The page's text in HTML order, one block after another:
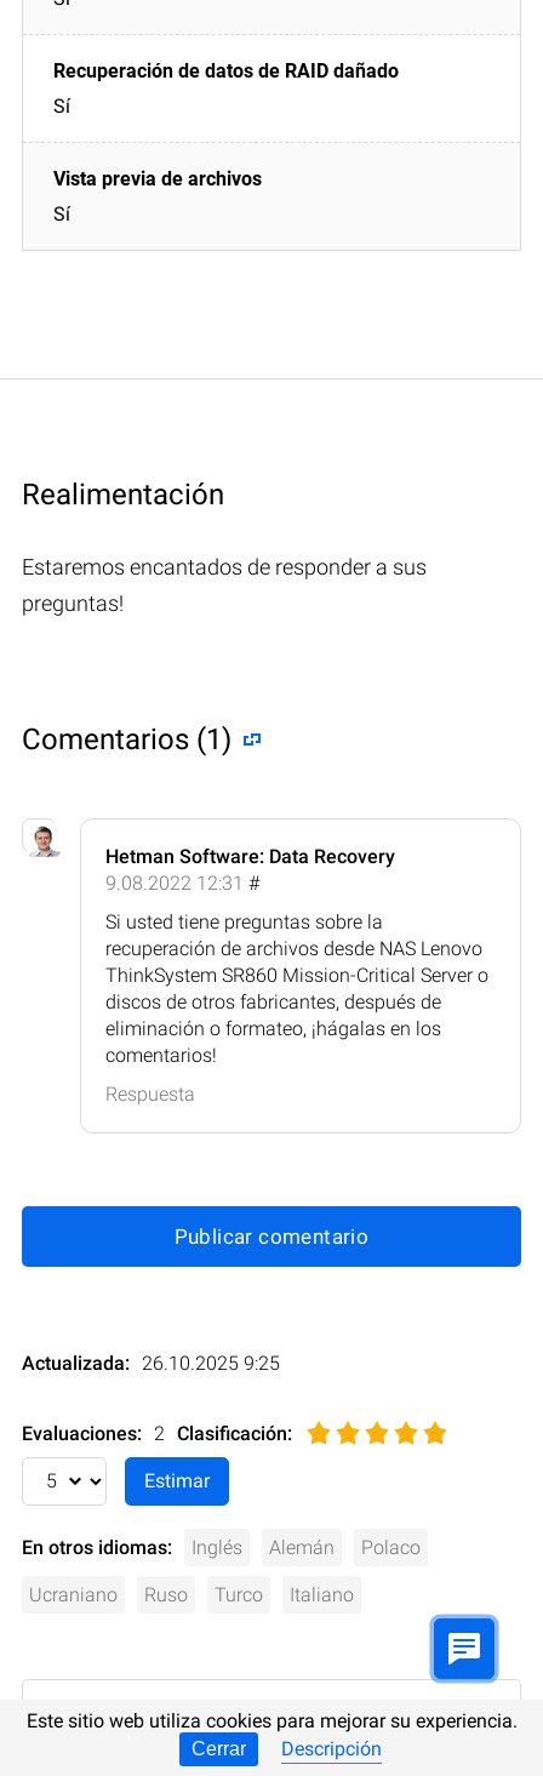
Sí
Sí
Realimentación
Estaremos encantados de responder a sus
preguntas!
Comentarios (1)
Hetman Software: Data Recovery
9.08.2022 12:31 #
Si usted tiene preguntas sobre la
recuperación de archivos desde NAS Lenovo
ThinkSystem SR860 Mission-Critical Server o
discos de otros fabricantes, después de
eliminación o formateo, ¡hágalas en los
comentarios!
Respuesta
Publicar comentario
Actualizada: 26.10.2025 9:25
Evaluaciones: 2 Clasificación:
En otros idiomas: Inglés Alemán Polaco
Ucraniano Ruso Turco Italiano
Este sitio web utiliza cookies para mejorar su experiencia.
Cerrar Descripción